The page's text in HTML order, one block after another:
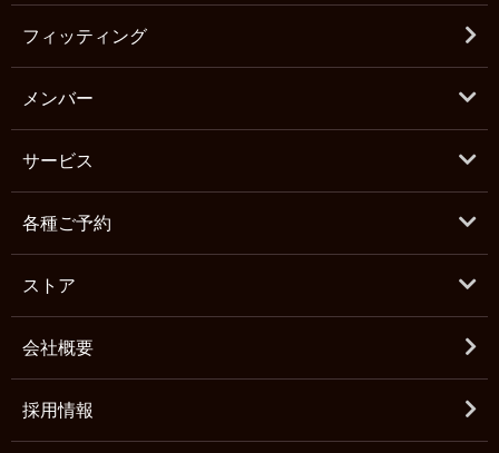
フィッティング
メンバー
サービス
各種ご予約
ストア
会社概要
採用情報